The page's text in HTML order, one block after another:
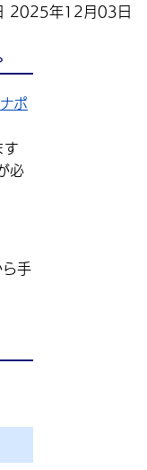
2025年12月03日
ポ
す
必
ら手